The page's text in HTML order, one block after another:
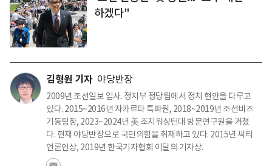
하겠다"
김형원 기자 야당반장
2009년 조선일보 입사. 정치부 정당팀에서 정치 현안을 다루고
있다. 2015~2016년 자카르타 특파원, 2018~2019년 조선비즈
기동팀장, 2023~2024년 美 조지워싱턴대 방문연구원을 거쳤
다. 현재 야당반장으로 국민의힘을 취재하고 있다. 2015년 씨티
언론인상, 2019년 한국기자협회 이달의 기자상.